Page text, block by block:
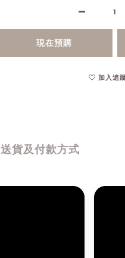
現在預購
加入追
送貨及付款方式